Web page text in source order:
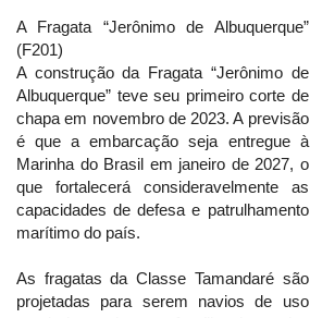
A Fragata “Jerônimo de Albuquerque”
(F201)
A construção da Fragata “Jerônimo de
Albuquerque” teve seu primeiro corte de
chapa em novembro de 2023. A previsão
é que a embarcação seja entregue à
Marinha do Brasil em janeiro de 2027, o
que fortalecerá consideravelmente as
capacidades de defesa e patrulhamento
marítimo do país.
As fragatas da Classe Tamandaré são
projetadas para serem navios de uso